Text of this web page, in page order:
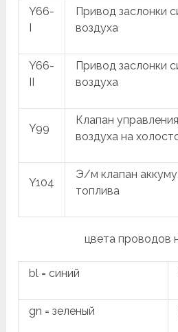
Y66-
I
Привод заслонки
воздуха
Y66-
II
Привод заслонки
воздуха
Y99
Клапан
воздуха на
Y104
Э/м клапан
топлива
цвета проводов
bl = синий
gn = зеленый